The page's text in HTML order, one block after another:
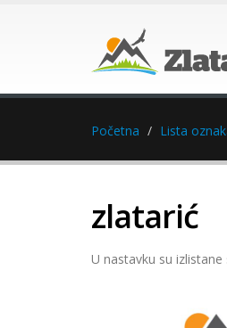
Početna Lista
zlatarić
U nastavku su